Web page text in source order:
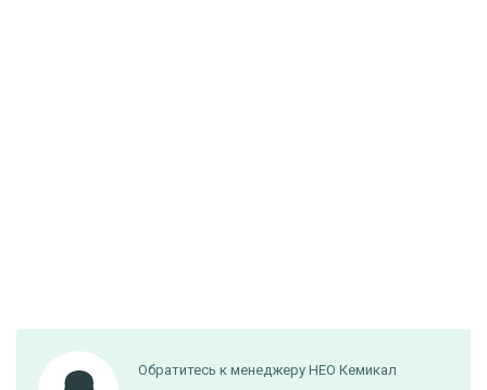
Обратитесь к менеджеру НЕО Кемикал